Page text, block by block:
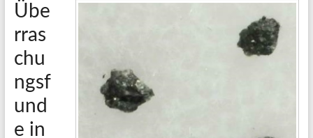
Übe
rras
chu
ngsf
und
e in